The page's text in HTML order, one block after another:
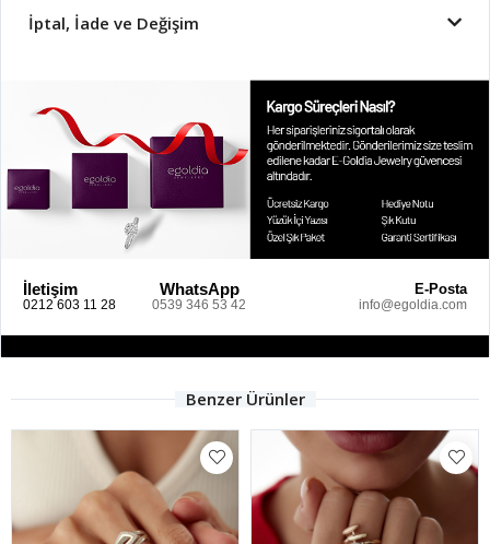
İptal, İade ve Değişim
İletişim
0212 603 11 28
WhatsApp
0539 346 53 42
E-Posta
info@egoldia.com
Benzer Ürünler